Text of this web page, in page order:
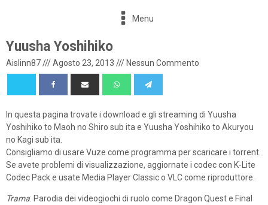
Menu
Yuusha Yoshihiko
Aislinn87///Agosto 23, 2013 /// Nessun Commento
In questa pagina trovate i download e gli streaming di Yuusha
Yoshihiko to Maoh no Shiro sub ita e Yuusha Yoshihiko to Akuryou
no Kagi sub ita.
Consigliamo di usare Vuze come programma per scaricare i torrent.
Se avete problemi di visualizzazione, aggiornate i codec con K-Lite
Codec Pack e usate Media Player Classic o VLC come riproduttore.
Trama: Parodia dei videogiochi di ruolo come Dragon Quest e Final